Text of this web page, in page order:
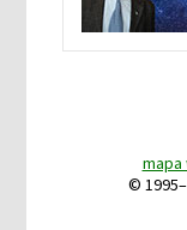
mapa
©